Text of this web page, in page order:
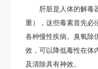
肝脏是人体的解毒器
重），这些毒素首先必
各种慢性疾病。臭氧除
效，可以降低毒性在体
及清除具有神效。